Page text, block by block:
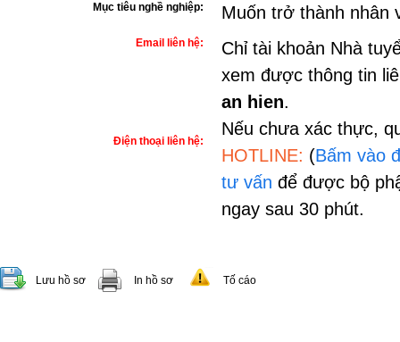
Mục tiêu nghề nghiệp: Muốn trở thành nhân
Email liên hệ:
Chỉ tài khoản Nhà
xem được thông tin
an hien.
Nếu chưa xác thực,
HOTLINE: (Bấm vào
tư vấn để được bộ
ngay sau 30 phút.
Điện thoại liên hệ:
Lưu hồ sơ In hồ sơ Tố cáo